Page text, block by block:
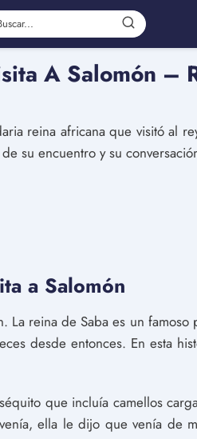
A Salomón –
reina africana que visitó al
su encuentro y su
a Salomón
La reina de Saba es un
desde entonces. En esta
que incluía camellos
ella le dijo que venía de